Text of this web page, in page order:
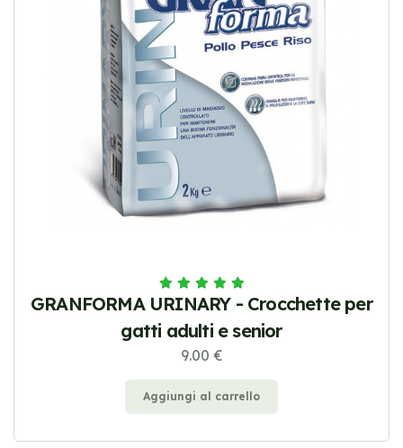
GRANFORMA URINARY - Crocchette per
gatti adulti e senior
9.00 €
Aggiungi al carrello